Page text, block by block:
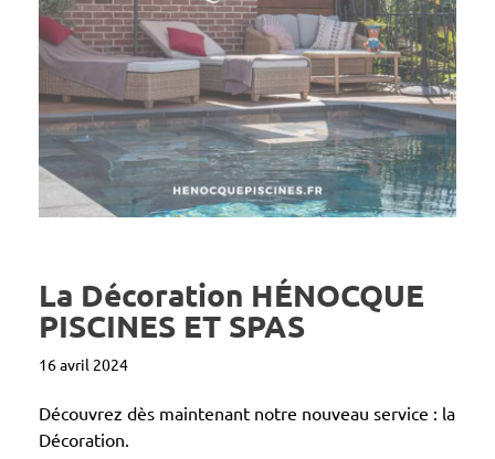
La Décoration HÉNOCQUE
PISCINES ET SPAS
16 avril 2024
Découvrez dès maintenant notre nouveau service : la
Décoration.